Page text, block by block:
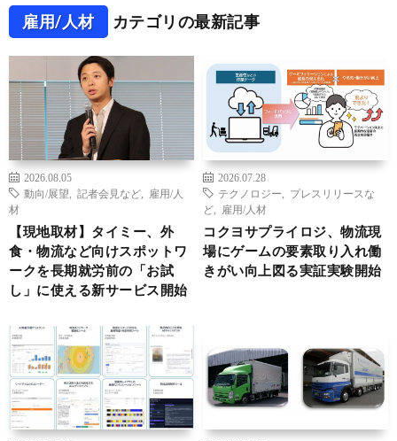
雇用/人材 カテゴリの最新記事
2026.08.05
動向/展望
記者会見など
雇用/人
材
【現地取材】タイミー、外
食・物流など向けスポットワ
ークを長期就労前の「お試
し」に使える新サービス開始
2026.07.28
テクノロジー
プレスリリースな
ど
雇用/人材
コクヨサプライロジ、物流現
場にゲームの要素取り入れ働
きがい向上図る実証実験開始